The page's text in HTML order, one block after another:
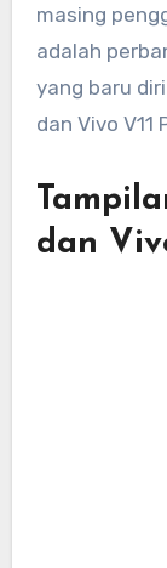
masing
adalah
yang baru
dan Vivo V11
dan